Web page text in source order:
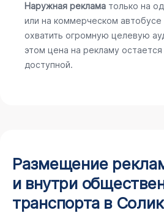
Наружная реклама только на
или на коммерческом автобусе
охватить огромную целевую
этом цена на рекламу
доступной.
Размещение
и внутри
транспорта в